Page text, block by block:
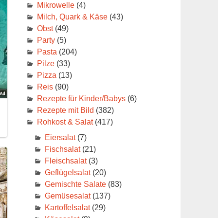
Mikrowelle(4)
Milch, Quark & Käse(43)
Obst(49)
Party(5)
Pasta (204)
Pilze(33)
Pizza (13)
Reis(90)
Rezepte für Kinder/Babys(6)
Rezepte mit Bild (382)
Rohkost & Salat(417)
Eiersalat(7)
Fischsalat(21)
Fleischsalat(3)
Geflügelsalat(20)
Gemischte Salate(83)
Gemüsesalat(137)
Kartoffelsalat(29)